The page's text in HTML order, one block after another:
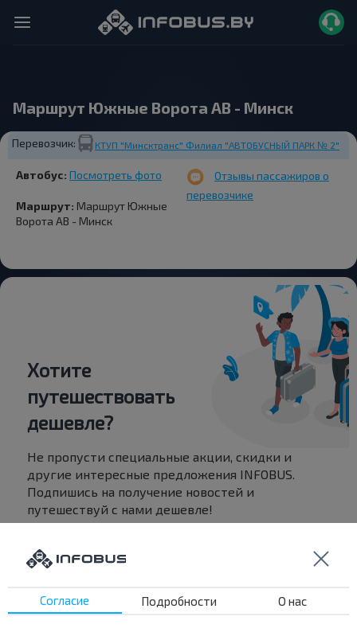
Маршрут Южные Ворота АВ - Минск
Перевозчик: КТУП "Минсктранс" Филиал "АВТОБУСНЫЙ ПАРК № 2"
Автобус: Посмотреть фото
Маршрут: Маршрут Южные
Ворота АВ - Минск
Отзывы пассажиров о
перевозчике
Хотите
путешествовать
дешевле?
Не пропусти специальные акции, скидки и
другие интересные предложения INFOBUS.
Подпишись на получение новостей и
путешествуй с нами дешевле!
Подписаться
Согласие Подробности О нас